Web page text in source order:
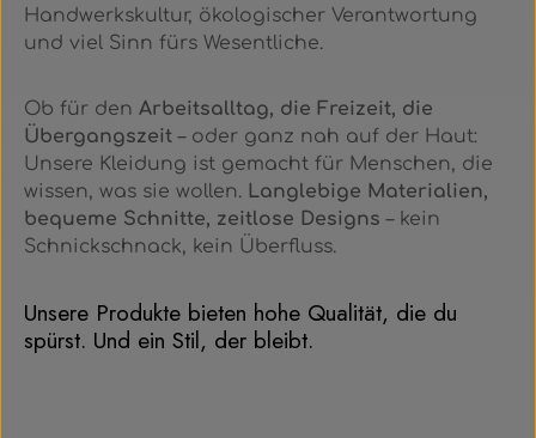
Handwerkskultur, ökologischer Verantwortung
und viel Sinn fürs Wesentliche.
Ob für den Arbeitsalltag, die Freizeit, die
Übergangszeit – oder ganz nah auf der Haut:
Unsere Kleidung ist gemacht für Menschen, die
wissen, was sie wollen. Langlebige Materialien,
bequeme Schnitte, zeitlose Designs – kein
Schnickschnack, kein Überfluss.
Unsere Produkte bieten hohe Qualität, die du
spürst. Und ein Stil, der bleibt.